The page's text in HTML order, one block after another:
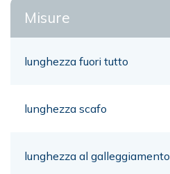
Misure
lunghezza fuori tutto
lunghezza scafo
lunghezza al galleggiamento